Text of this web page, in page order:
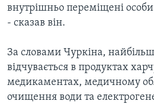
внутрішньо переміщені особи
- сказав він.
За словами Чуркіна,
відчувається в продуктах
медикаментах, медичному
очищення води та